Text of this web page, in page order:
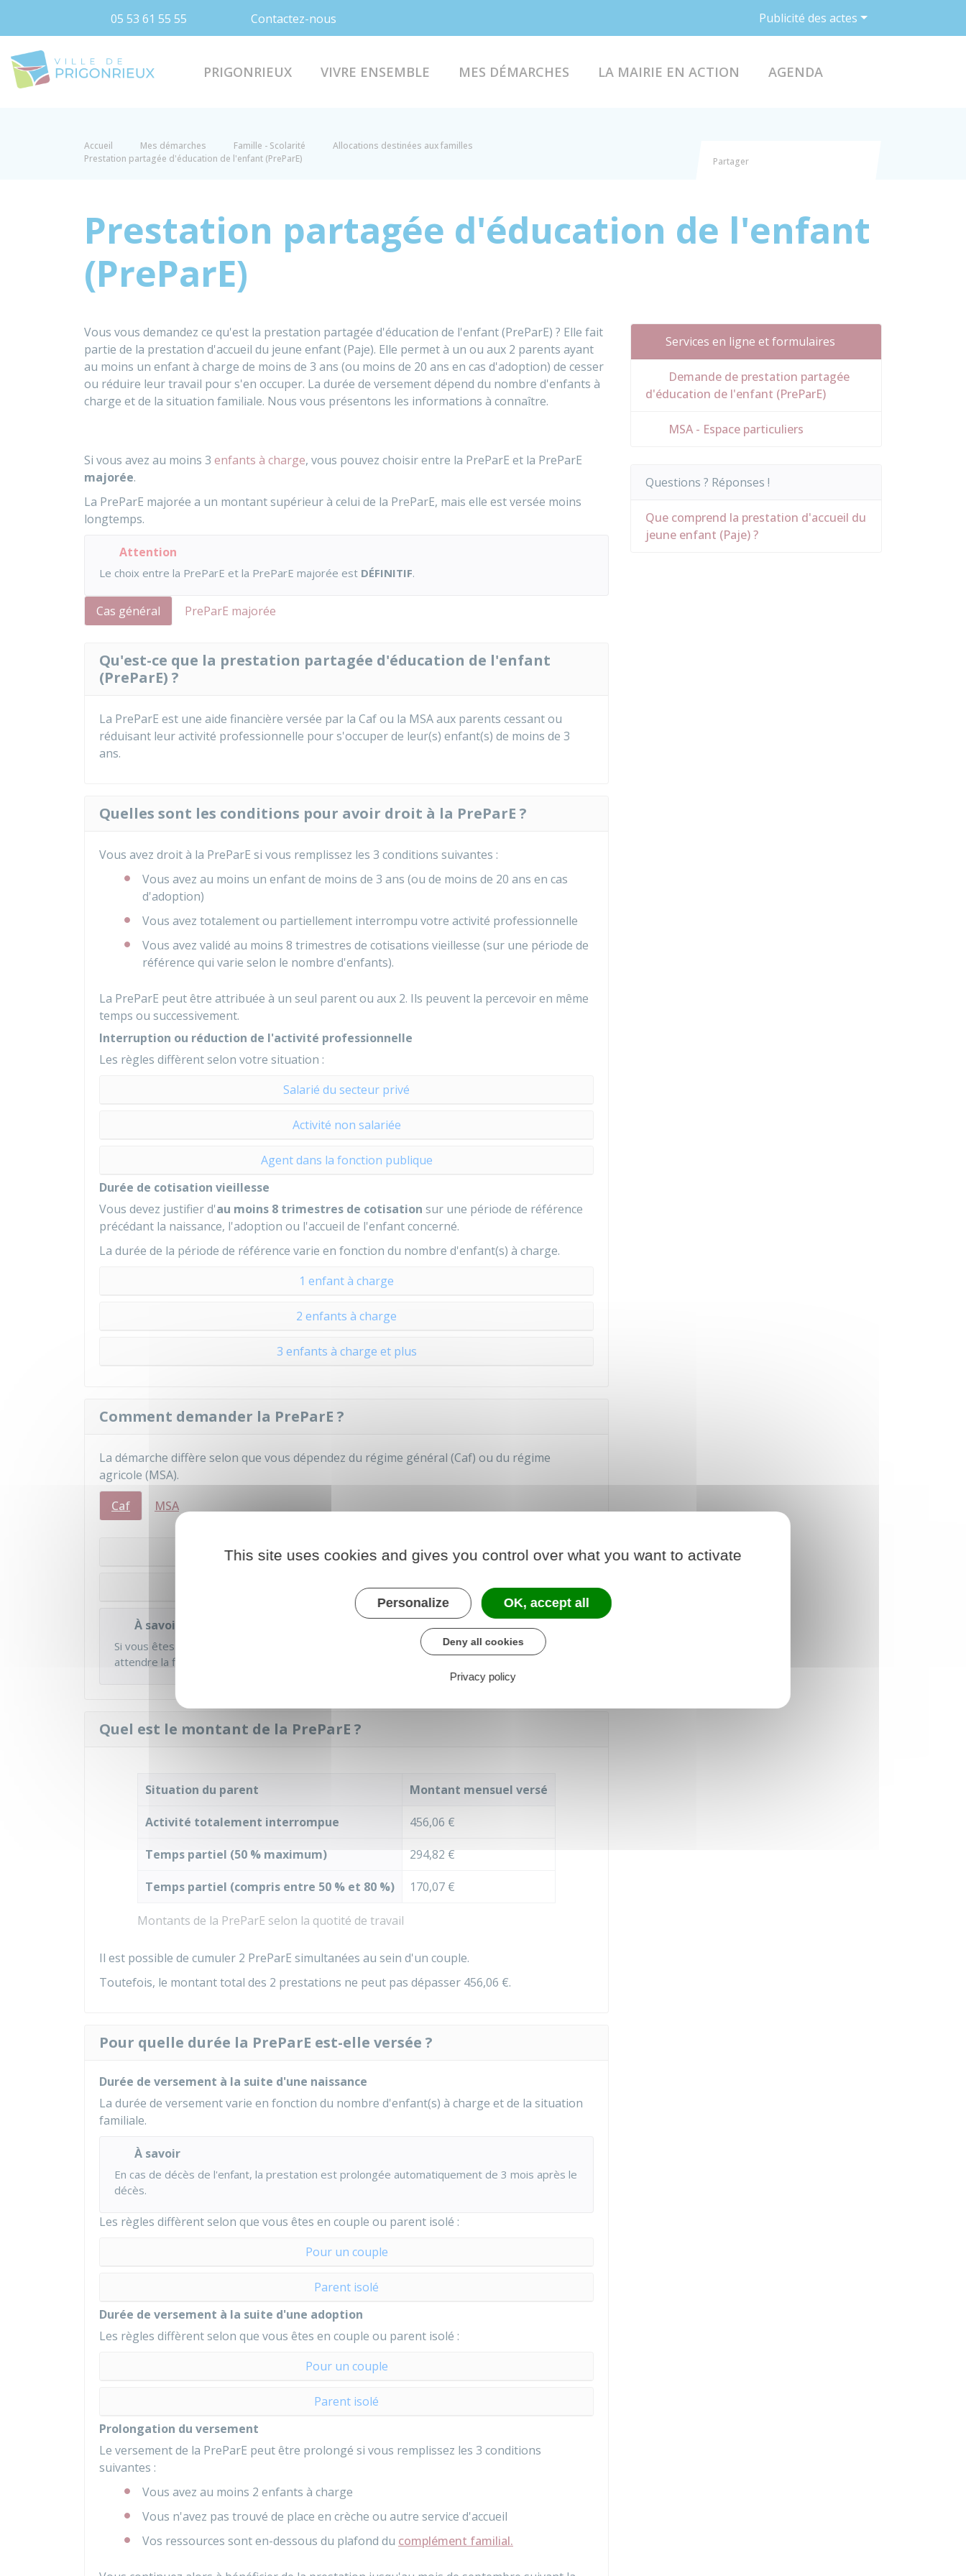
05 53 61 55 55 Contactez-nous Publicité des actes
PRIGONRIEUX VIVRE ENSEMBLE MES DÉMARCHES LA MAIRIE EN ACTION AGENDA
Accueil Mes démarches Famille - Scolarité
Allocations destinées aux familles
Prestation partagée d'éducation de l'enfant (PreParE)
Partager
Prestation partagée d'éducation de l'enfant
(PreParE)
Vous vous demandez ce qu'est la prestation partagée d'éducation de l'enfant (PreParE) ? Elle fait
partie de la prestation d'accueil du jeune enfant (Paje). Elle permet à un ou aux 2 parents ayant
au moins un enfant à charge de moins de 3 ans (ou moins de 20 ans en cas d'adoption) de cesser
ou réduire leur travail pour s'en occuper. La durée de versement dépend du nombre d'enfants à
charge et de la situation familiale. Nous vous présentons les informations à connaître.
Si vous avez au moins 3 enfants à charge, vous pouvez choisir entre la PreParE et la PreParE
majorée.
La PreParE majorée a un montant supérieur à celui de la PreParE, mais elle est versée moins
longtemps.
Attention
Le choix entre la PreParE et la PreParE majorée est DÉFINITIF.
Cas général PreParE majorée
Qu'est-ce que la prestation partagée d'éducation de l'enfant
(PreParE) ?
La PreParE est une aide financière versée par la Cafou la MSAaux parents cessant ou
réduisant leur activité professionnelle pour s'occuper de leur(s) enfant(s) de moins de 3
ans.
Quelles sont les conditions pour avoir droit à la PreParE ?
Vous avez droit à la PreParE si vous remplissez les 3 conditions suivantes :
Vous avez au moins un enfant de moins de 3 ans (ou de moins de 20 ans en cas
d'adoption)
Vous avez totalement ou partiellement interrompu votre activité professionnelle
Vous avez validé au moins 8 trimestres de cotisations vieillesse (sur une période de
référence qui varie selon le nombre d'enfants).
La PreParE peut être attribuée à un seul parent ou aux 2. Ils peuvent la percevoir en même
temps ou successivement.
Interruption ou réduction de l'activité professionnelle
Les règles diffèrent selon votre situation :
Salarié du secteur privé
Activité non salariée
Agent dans la fonction publique
Durée de cotisation vieillesse
Vous devez justifier d'au moins 8 trimestres de cotisation sur une période de référence
précédant la naissance, l'adoption ou l'accueil de l'enfant concerné.
La durée de la période de référence varie en fonction du nombre d'enfant(s) à charge.
1 enfant à charge
2 enfants à charge
3 enfants à charge et plus
Comment demander la PreParE ?
La démarche diffère selon que vous dépendez du régime général (Caf) ou du régime
agricole (MSA).
Caf
MSA
Vous ne percevez pas encore de prestation de la Caf
Vous percevez déjà des prestations de la Caf
À savoir
Si vous êtes en congé de maternité, paternité, d'adoption ou de maladie, vous devez
attendre la fin de l'indemnisation pour envoyer la demande.
Quel est le montant de la PreParE ?
Montants de la PreParE selon la quotité de travail
Situation du parent Montant mensuel versé
Activité totalement interrompue 456,06 €
Temps partiel (50 % maximum) 294,82 €
Temps partiel (compris entre 50 % et 80 %) 170,07 €
Il est possible de cumuler 2 PreParE simultanées au sein d'un couple.
Toutefois, le montant total des 2 prestations ne peut pas dépasser 456,06 €.
Pour quelle durée la PreParE est-elle versée ?
Durée de versement à la suite d'une naissance
La durée de versement varie en fonction du nombre d'enfant(s) à charge et de la situation
familiale.
À savoir
En cas de décès de l'enfant, la prestation est prolongée automatiquement de 3 mois après le
décès.
Les règles diffèrent selon que vous êtes en couple ou parent isolé :
Pour un couple
Parent isolé
Durée de versement à la suite d'une adoption
Les règles diffèrent selon que vous êtes en couple ou parent isolé :
Pour un couple
Parent isolé
Prolongation du versement
Le versement de la PreParE peut être prolongé si vous remplissez les 3 conditions
suivantes :
Vous avez au moins 2 enfants à charge
Vous n'avez pas trouvé de place en crèche ou autre service d'accueil
Vos ressources sont en-dessous du plafond du complément familial.
Services en ligne et formulaires
Demande de prestation partagée
d'éducation de l'enfant (PreParE)
MSA - Espace particuliers
Questions ? Réponses !
Que comprend la prestation d'accueil du
jeune enfant (Paje) ?
This site uses cookies and gives you control over what you want to activate
Personalize OK, accept all
Deny all cookies
Privacy policy